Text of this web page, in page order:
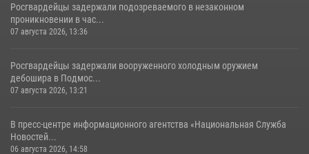
Росгвардейцы задержали подозреваемого в незаконном
проникновении в час...
07 августа 2026, 13:36
Росгвардейцы задержали вооруженного холодным оружием
дебошира в Подмос...
07 августа 2026, 13:21
В пресс-центре информационного агентства «Национальная Служба
Новостей...
06 августа 2026, 14:58